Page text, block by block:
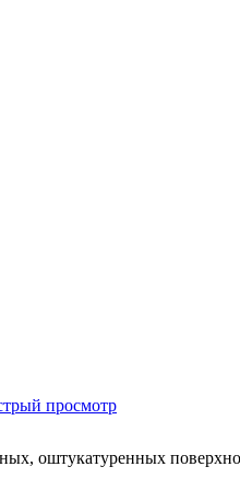
просмотр
оштукатуренных